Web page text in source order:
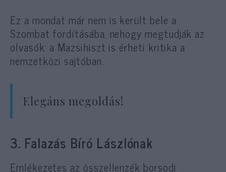
Ez a mondat már nem is került bele a
Szombat fordításába, nehogy megtudják az
olvasók: a Mazsihiszt is érheti kritika a
nemzetközi sajtóban.
Elegáns megoldás!
3. Falazás Bíró Lászlónak
Emlékezetes az összellenzék borsodi